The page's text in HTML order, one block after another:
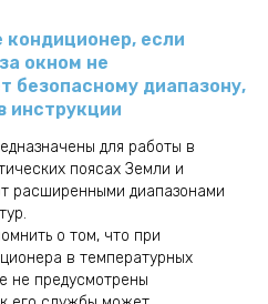
кондиционер, если
окном не
безопасному диапазону,
инструкции
для работы в
поясах Земли и
расширенными диапазонами
о том, что при
в температурных
не предусмотрены